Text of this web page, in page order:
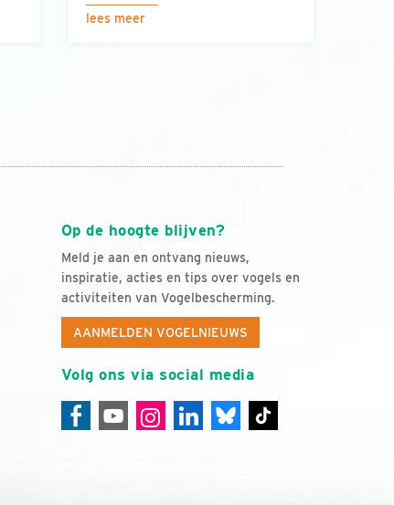
lees meer
Op de hoogte blijven?
Meld je aan en ontvang nieuws,
inspiratie, acties en tips over vogels en
activiteiten van Vogelbescherming.
AANMELDEN VOGELNIEUWS
Volg ons via social media